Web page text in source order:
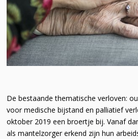
De bestaande thematische verloven:
voor medische bijstand en palliatief
oktober 2019 een broertje bij. Vanaf
als mantelzorger erkend zijn hun